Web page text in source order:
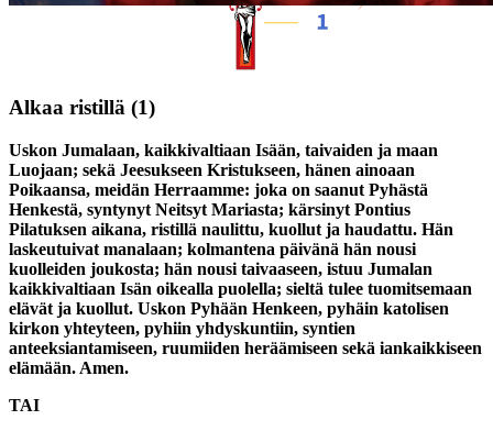
Alkaa ristillä (1)
Uskon Jumalaan, kaikkivaltiaan Isään, taivaiden ja maan
Luojaan; sekä Jeesukseen Kristukseen, hänen ainoaan
Poikaansa, meidän Herraamme: joka on saanut Pyhästä
Henkestä, syntynyt Neitsyt Mariasta; kärsinyt Pontius
Pilatuksen aikana, ristillä naulittu, kuollut ja haudattu. Hän
laskeutuivat manalaan; kolmantena päivänä hän nousi
kuolleiden joukosta; hän nousi taivaaseen, istuu Jumalan
kaikkivaltiaan Isän oikealla puolella; sieltä tulee tuomitsemaan
elävät ja kuollut. Uskon Pyhään Henkeen, pyhäin katolisen
kirkon yhteyteen, pyhiin yhdyskuntiin, syntien
anteeksiantamiseen, ruumiiden heräämiseen sekä iankaikkiseen
elämään. Amen.
TAI